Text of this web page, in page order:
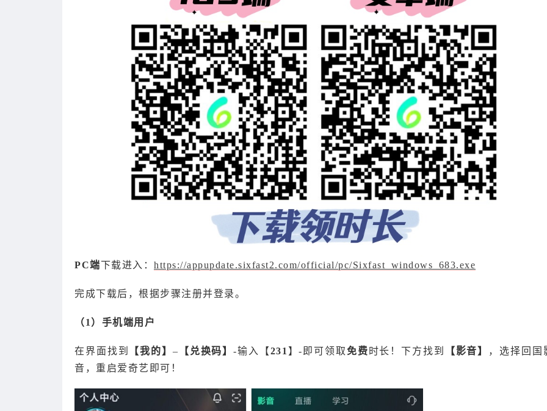
PC端下载进入： https://appupdate.sixfast2.com/official/pc/Sixfast_windows_683.exe
完成下载后，根据步骤注册并登录。
（1）手机端用户
在界面找到 【我的】 – 【兑换码】-输入【231 】-即可领取免费 时长！下方找到 【影音】
，选择回国
音，重启爱奇艺即可！